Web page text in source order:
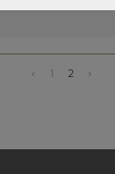
‹ 1 2 ›